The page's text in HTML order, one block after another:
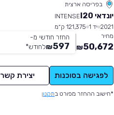
בפריסה ארצית
יונדאי I20
INTENSE
2021 יד 1
121,375 ק״מ
מחיר
50,672
₪
החזר חודשי מ-
597
₪לחודש*
לפגישה בסוכנות יצירת קשר
*חישוב ההחזר מפורט בתקנון